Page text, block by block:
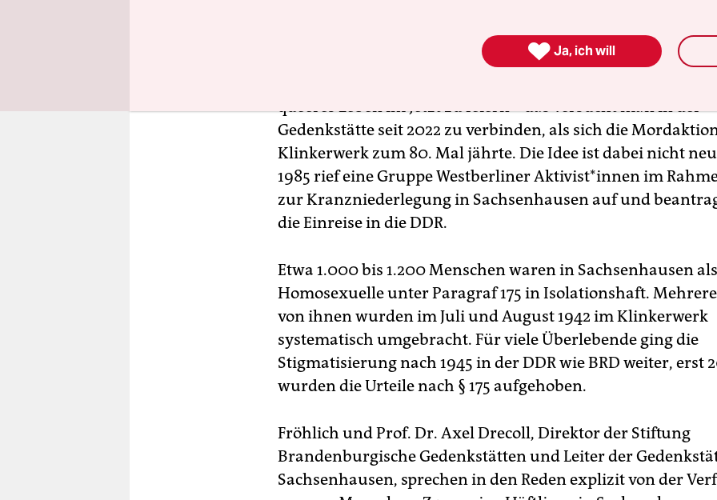
Die Gedenkveranstaltung findet am gleichen Tag wie der
Oberhavel statt, der im Anschluss zum zweiten Mal durch
queeres Leben im Jetzt zu feiern – das versucht man in der
Gedenkstätte seit 2022 zu verbinden, als sich die
Klinkerwerk zum 80. Mal jährte. Die Idee ist dabei nicht
1985 rief eine Gruppe Westberliner Ak­ti­vis­t*in­nen im
zur Kranzniederlegung in Sachsenhausen auf und
die Einreise in die DDR.
Etwa 1.000 bis 1.200 Menschen waren in Sachsenhausen als
Homosexuelle unter Paragraf 175 in Isolationshaft.
von ihnen wurden im Juli und August 1942 im Klinkerwerk
systematisch umgebracht. Für viele Überlebende ging die
Stigmatisierung nach 1945 in der DDR wie BRD weiter, erst
wurden die Urteile nach § 175 aufgehoben.
Fröhlich und Prof. Dr. Axel Drecoll, Direktor der Stiftung
Brandenburgische Gedenkstätten und Leiter der
Sachsenhausen, sprechen in den Reden explizit von der
 Ja, ich will